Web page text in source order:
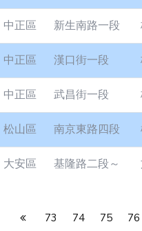
中正區 新生南路一段
中正區 漢口街一段
中正區 武昌街一段
松山區 南京東路四段
大安區 基隆路二段～
73 74 75 76